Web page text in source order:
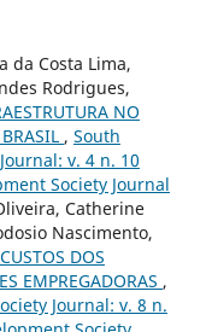
da Costa Lima,
Rodrigues,
NO
, South
v. 4 n. 10
Society Journal
Catherine
Nascimento,
DOS
EMPREGADORAS ,
Journal: v. 8 n.